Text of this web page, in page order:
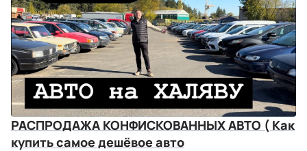
РАСПРОДАЖА КОНФИСКОВАННЫХ АВТО ( Как
купить самое дешёвое авто